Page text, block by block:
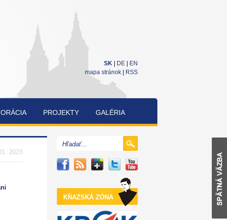
SK DE
EN
mapa stránok
RSS
PROJEKTY GALÉRIA
CUKRÁRENSKÁ
SÚŤAŽ
KŇAZSKÁ ZÓNA
2023